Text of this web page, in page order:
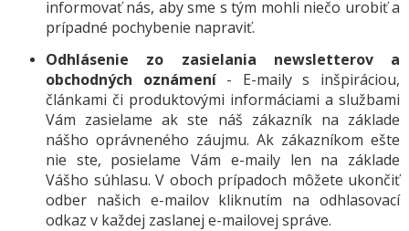
informovať nás, aby sme s tým mohli niečo urobiť a
prípadné pochybenie napraviť.
Odhlásenie zo zasielania newsletterov a
obchodných oznámení- E-maily s inšpiráciou,
článkami či produktovými informáciami a službami
Vám zasielame ak ste náš zákazník na základe
nášho oprávneného záujmu. Ak zákazníkom ešte
nie ste, posielame Vám e-maily len na základe
Vášho súhlasu. V oboch prípadoch môžete ukončiť
odber našich e-mailov kliknutím na odhlasovací
odkaz v každej zaslanej e-mailovej správe.